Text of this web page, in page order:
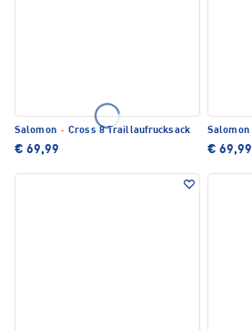
Salomon · Cross 8 Traillaufrucksack
€ 69,99
Salomon
€ 69,99